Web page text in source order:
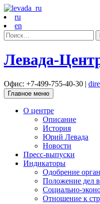
ru
en
Найти:
Левада-
Офис: +7-499-755-40-30 |
Главное меню
О центре
Описание
История
Юрий Левада
Новости
Пресс-выпуски
Индикаторы
Одобрение
Положение дел в
Социально-
Отношение к